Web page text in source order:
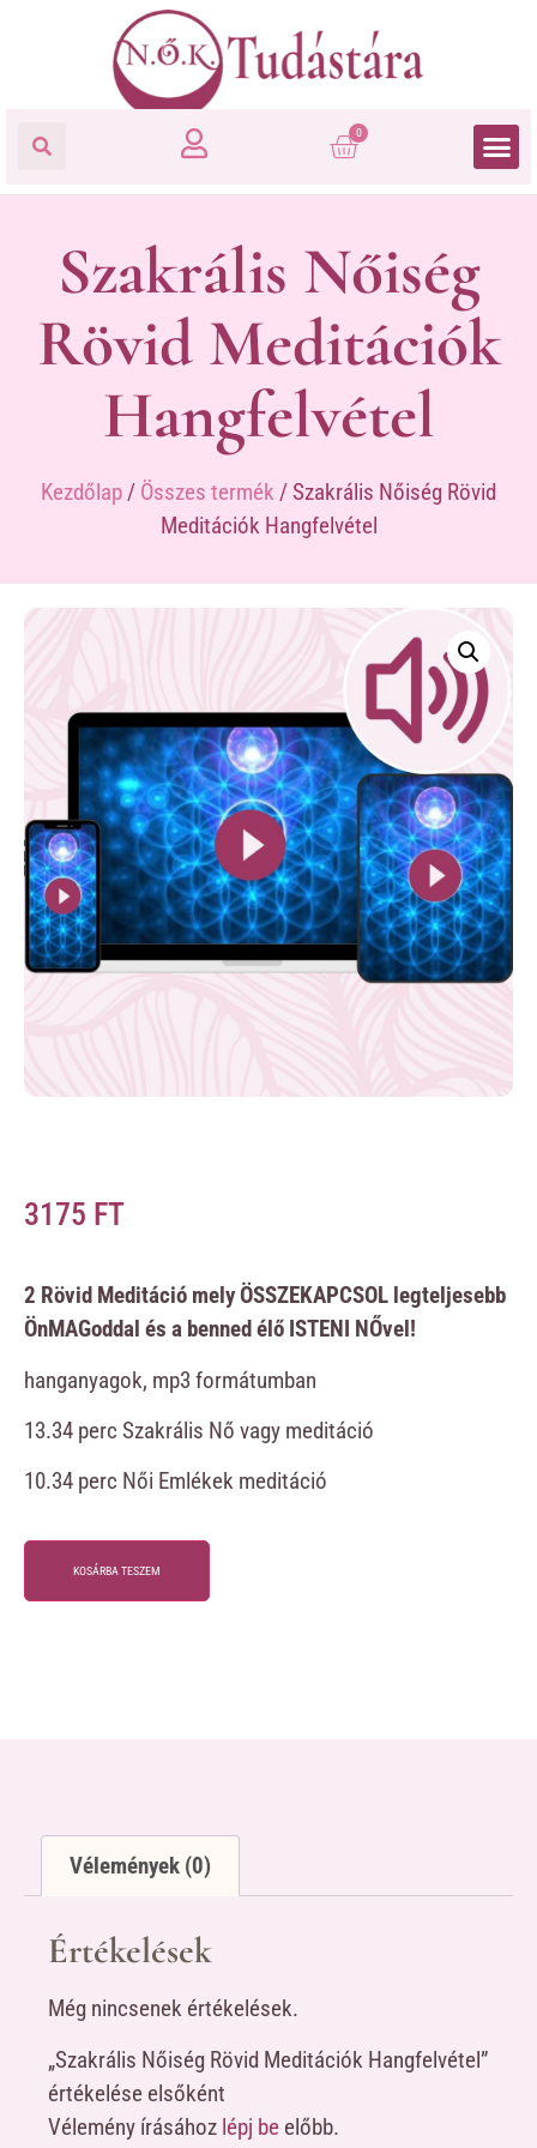
0
Szakrális Nőiség
Rövid Meditációk
Hangfelvétel
Kezdőlap/ Összes termék / Szakrális Nőiség Rövid
Meditációk Hangfelvétel
3175 FT
2 Rövid Meditáció mely ÖSSZEKAPCSOL legteljesebb
ÖnMAGoddal és a benned élő ISTENI NŐvel!
hanganyagok, mp3 formátumban
13.34 perc Szakrális Nő vagy meditáció
10.34 perc Női Emlékek meditáció
KOSÁRBA TESZEM
Vélemények (0)
Értékelések
Még nincsenek értékelések.
„Szakrális Nőiség Rövid Meditációk Hangfelvétel”
értékelése elsőként
Vélemény írásához lépj be előbb.